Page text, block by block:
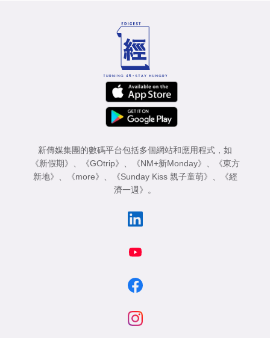
新傳媒集團的數碼平台包括多個網站和應用程式，如
《新假期》
《GOtrip》 《NM+新Monday》
《東方
新地》
《more》 《Sunday Kiss 親子童萌》
《經
濟一週》
。